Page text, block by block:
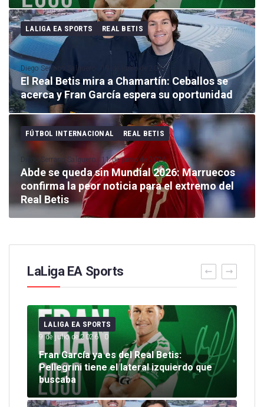
LALIGA EA SPORTS REAL BETIS
Diego Serrano Salguero 19 de junio de 2026
El Real Betis mira a Chamartín: Ceballos se
acerca y Fran García espera su oportunidad
FÚTBOL INTERNACIONAL REAL BETIS
Diego Serrano Salguero 11 de junio de 2026
Abde se queda sin Mundial 2026: Marruecos
confirma la peor noticia para el extremo del
Real Betis
LaLiga EA Sports
LALIGA EA SPORTS
9 de julio de 2026 0
Fran García ya es del Real Betis:
Pellegrini tiene el lateral izquierdo que
buscaba